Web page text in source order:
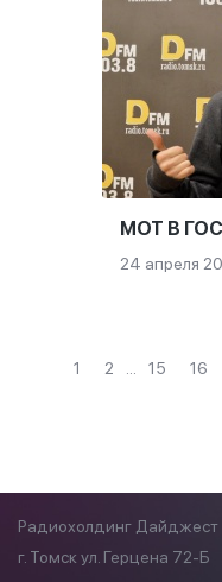
МОТ В
24 апреля
1 2 15 16
Радиохолдинг
г. Томск ул. Герцена 72-Б